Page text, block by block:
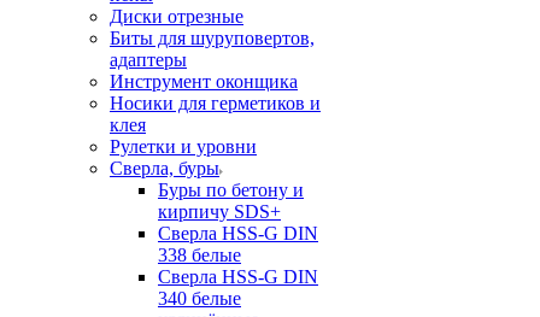
Диски отрезные
Биты для шуруповертов,
адаптеры
Инструмент оконщика
Носики для герметиков и
клея
Рулетки и уровни
Сверла, буры
Буры по бетону и
кирпичу SDS+
Сверла HSS-G DIN
338 белые
Сверла HSS-G DIN
340 белые